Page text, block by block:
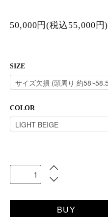
50,000円(税込55,000円)
SIZE
COLOR
BUY